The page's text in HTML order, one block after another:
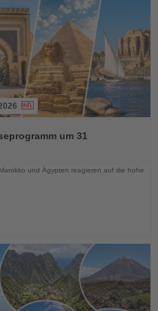
um 31
und Ägypten reagieren auf die hohe